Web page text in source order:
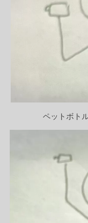
ペットボト